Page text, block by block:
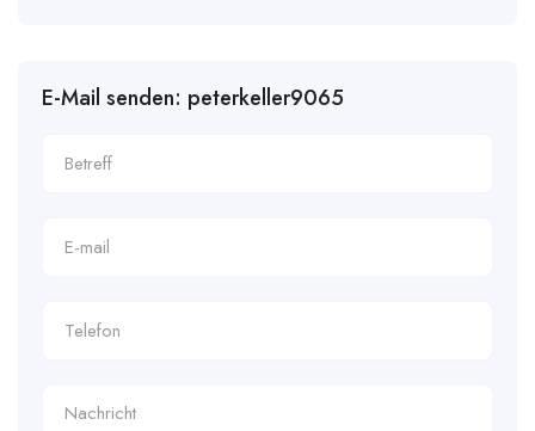
E-Mail senden: peterkeller9065